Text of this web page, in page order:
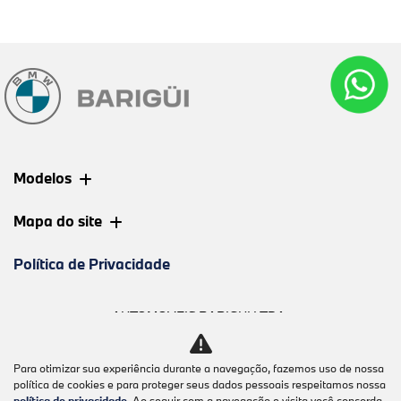
Modelos
Mapa do site
Política de Privacidade
AUTOMOVEIS BARIGUI LTDA
CNPJ: 09.602.000/0003-06
Para otimizar sua experiência durante a navegação, fazemos uso de nossa
política de cookies e para proteger seus dados pessoais respeitamos nossa